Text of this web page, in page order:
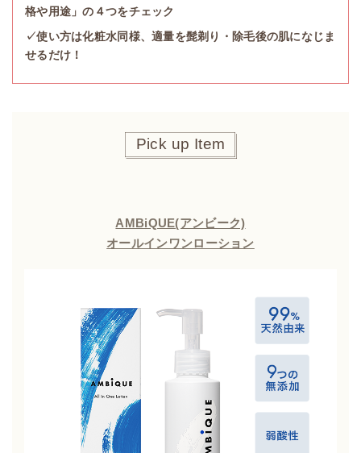
格や用途」の４つをチェック
✓使い方は化粧水同様、適量を髭剃り・除毛後の肌になじま
せるだけ！
Pick up Item
AMBiQUE(アンビーク)
オールインワンローション